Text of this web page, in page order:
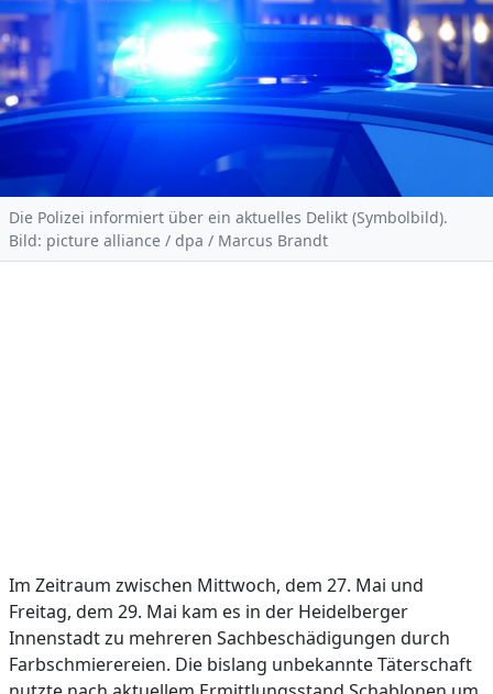
Die Polizei informiert über ein aktuelles Delikt (Symbolbild).
Bild: picture alliance / dpa / Marcus Brandt
Im Zeitraum zwischen Mittwoch, dem 27. Mai und
Freitag, dem 29. Mai kam es in der Heidelberger
Innenstadt zu mehreren Sachbeschädigungen durch
Farbschmierereien. Die bislang unbekannte Täterschaft